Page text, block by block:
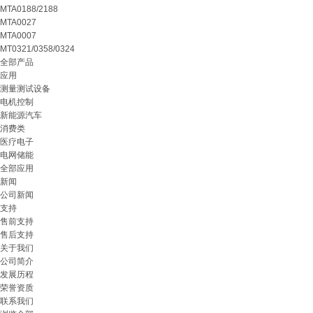
MTA0188/2188
MTA0027
MTA0007
MT0321/0358/0324
全部产品
应用
测量测试设备
电机控制
新能源汽车
消费类
医疗电子
电网储能
全部应用
新闻
公司新闻
支持
售前支持
售后支持
关于我们
公司简介
发展历程
荣誉资质
联系我们